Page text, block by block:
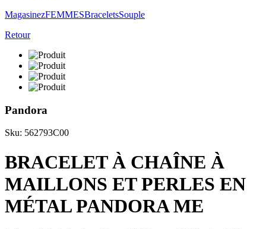
MagasinezFEMMESBraceletsSouple
Retour
Pandora
Sku: 562793C00
BRACELET À CHAÎNE À
MAILLONS ET PERLES EN
MÉTAL PANDORA ME